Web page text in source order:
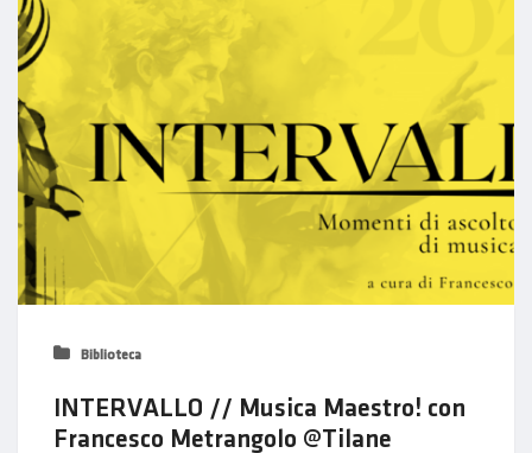
Biblioteca
INTERVALLO // Musica Maestro! con
Francesco Metrangolo @Tilane